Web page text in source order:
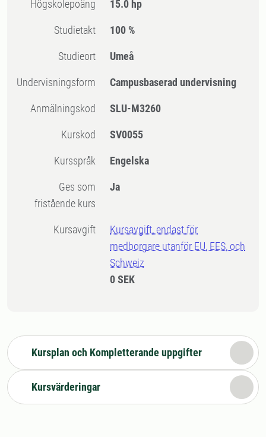
högskolepoäng 15.0 hp
Studietakt 100 %
Studieort Umeå
Undervisningsform Campusbaserad undervisning
Anmälningskod SLU-M3260
Kurskod SV0055
Kursspråk Engelska
Ges som
fristående kurs
Ja
Kursavgift
Kursavgift, endast för
medborgare utanför EU, EES, och
Schweiz
0 SEK
Kursplan och Kompletterande uppgifter
Kursvärderingar